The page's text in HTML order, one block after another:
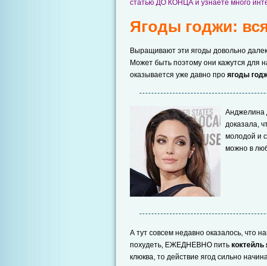
статью ДО КОНЦА и узнаете много
Ягоды годжи:
Выращивают эти ягоды довольно
Может быть поэтому они кажутся для
оказывается уже давно про ягоды
Анджелина
доказала,
молодой и
можно в
А тут совсем недавно оказалось, что
похудеть, ЕЖЕДНЕВНО пить
клюква, то действие ягод сильно